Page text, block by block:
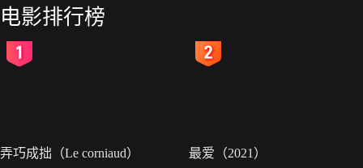
电影排行榜
弄巧成拙（Le corniaud） 最爱（2021）